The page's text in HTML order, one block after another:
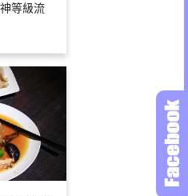
等級流